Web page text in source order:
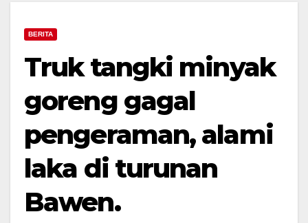
BERITA
Truk tangki minyak
goreng gagal
pengeraman, alami
laka di turunan
Bawen.